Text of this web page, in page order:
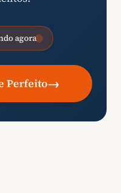
agora
Perfeito→